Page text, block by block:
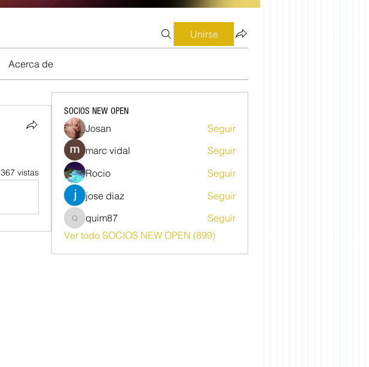
Unirse
Acerca de
367 vistas
SOCIOS NEW OPEN
Josan
Seguir
marc vidal
Seguir
Rocio
Seguir
jose diaz
Seguir
quim87quim87
Seguir
Ver todo SOCIOS NEW OPEN (899)